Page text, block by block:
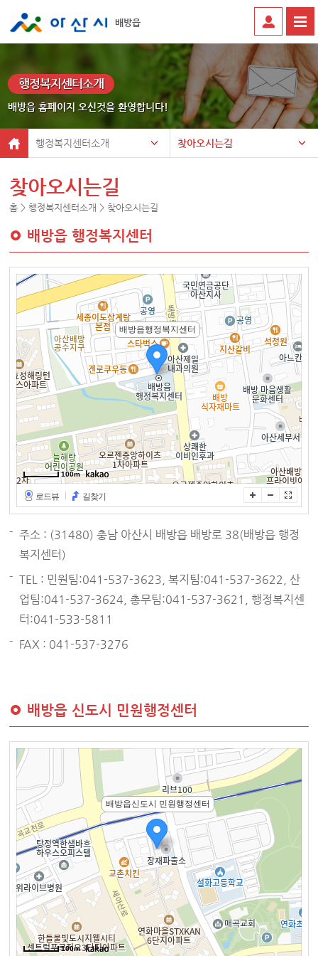
배방읍
행정복지센터소개
배방읍 홈페이지 오신것을 환영합니다!
행정복지센터소개 찾아오시는길
찾아오시는길
홈 > 행정복지센터소개 > 찾아오시는길
배방읍 행정복지센터
배방읍행정복지센터
100m
로드뷰 길찾기
주소 : (31480) 충남 아산시 배방읍 배방로 38(배방읍 행정
복지센터)
TEL : 민원팀:041-537-3623, 복지팀:041-537-3622, 산
업팀:041-537-3624, 총무팀:041-537-3621, 행정복지센
터:041-533-5811
FAX : 041-537-3276
배방읍 신도시 민원행정센터
배방읍신도시 민원행정센터
100m